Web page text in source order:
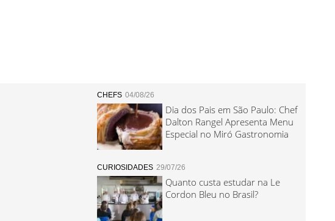
CHEFS 04/08/26
Dia dos Pais em São Paulo: Chef
Dalton Rangel Apresenta Menu
Especial no Miró Gastronomia
CURIOSIDADES 29/07/26
Quanto custa estudar na Le
Cordon Bleu no Brasil?